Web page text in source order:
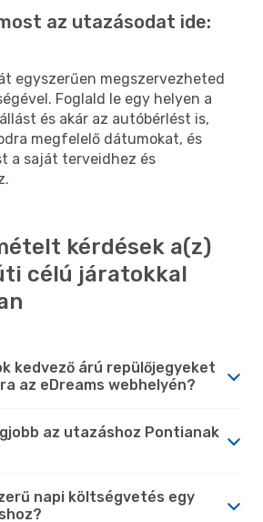
az utazásodat ide:
egyszerűen megszervezheted
Foglald le egy helyen a
és akár az autóbérlést is,
megfelelő dátumokat, és
a saját terveidhez és
kérdések a(z)
célú járatokkal
kedvező árú repülőjegyeket
az eDreams webhelyén?
az utazáshoz Pontianak
napi költségvetés egy